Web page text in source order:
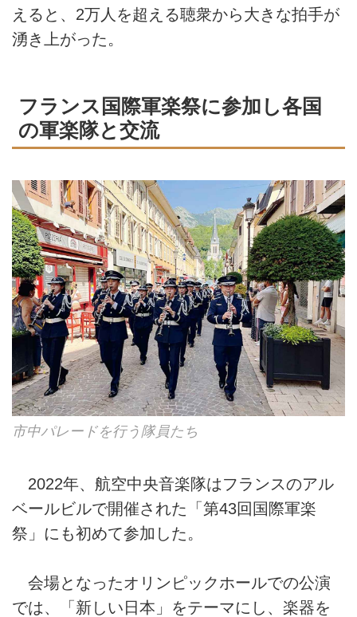
えると、2万人を超える聴衆から大きな拍手が
湧き上がった。
フランス国際軍楽祭に参加し各国
の軍楽隊と交流
市中パレードを行う隊員たち
2022年、航空中央音楽隊はフランスのアル
ベールビルで開催された「第43回国際軍楽
祭」にも初めて参加した。
会場となったオリンピックホールでの公演
では、「新しい日本」をテーマにし、楽器を